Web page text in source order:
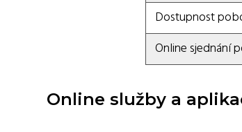
Dostupnost
Online sjednání
Online služby a